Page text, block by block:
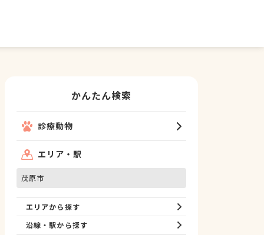
かんたん検索
診療動物
エリア・駅
茂原市
エリアから探す
沿線・駅から探す